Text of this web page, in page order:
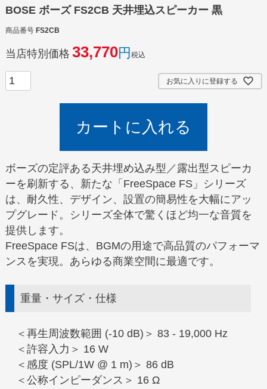
BOSE ボーズ FS2CB 天井埋込スピーカー 黒
商品番号 FS2CB
当店特別価格 33,770 税込
お気に入りに登録する
カートに入れる
ボーズの定評ある天井埋め込み型／露出型スピーカ
ーを刷新する、新たな「FreeSpace FS」シリーズ
は、耐久性、デザイン、設置の簡易性を大幅にアッ
プグレード。シリーズ全体で驚くほど均一な音質を
提供します。
FreeSpace FSは、BGMの用途で高品質のパフォーマ
ンスを実現。あらゆる商業空間に最適です。
重量・サイズ・仕様
＜再生周波数範囲 (-10 dB)＞ 83 - 19,000 Hz
＜許容入力＞ 16 W
＜感度 (SPL/1W @ 1 m)＞ 86 dB
＜公称インピーダンス＞ 16 Ω